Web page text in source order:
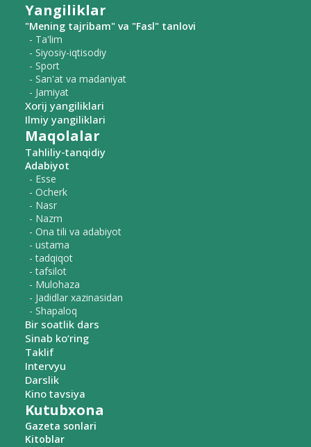
Yangiliklar
"Mening tajribam" va "Fasl" tanlovi
- Ta'lim
- Siyosiy-iqtisodiy
- Sport
- San'at va madaniyat
- Jamiyat
Xorij yangiliklari
Ilmiy yangiliklari
Maqolalar
Tahliliy-tanqidiy
Adabiyot
- Esse
- Ocherk
- Nasr
- Nazm
- Ona tili va adabiyot
- ustama
- tadqiqot
- tafsilot
- Mulohaza
- Jadidlar xazinasidan
- Shapaloq
Bir soatlik dars
Sinab ko‘ring
Taklif
Intervyu
Darslik
Kino tavsiya
Kutubxona
Gazeta sonlari
Kitoblar